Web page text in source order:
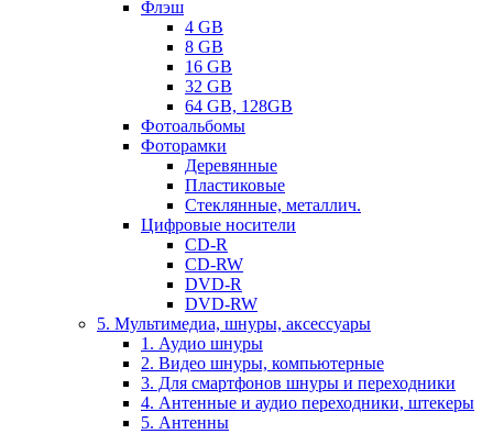
Флэш
4 GB
8 GB
16 GB
32 GB
64 GB, 128GB
Фотоальбомы
Фоторамки
Деревянные
Пластиковые
Стеклянные, металлич.
Цифровые носители
CD-R
CD-RW
DVD-R
DVD-RW
5. Мультимедиа, шнуры, аксессуары
1. Аудио шнуры
2. Видео шнуры, компьютерные
3. Для смартфонов шнуры и переходники
4. Антенные и аудио переходники, штекеры
5. Антенны